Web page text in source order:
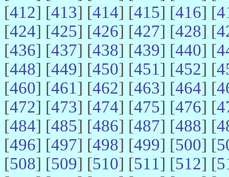
[412] [413] [414] [415] [416] [
[424] [425] [426] [427] [428] [
[436] [437] [438] [439] [440] [
[448] [449] [450] [451] [452] [
[460] [461] [462] [463] [464] [
[472] [473] [474] [475] [476] [
[484] [485] [486] [487] [488] [
[496] [497] [498] [499] [500] [
[508] [509] [510] [511] [512] [